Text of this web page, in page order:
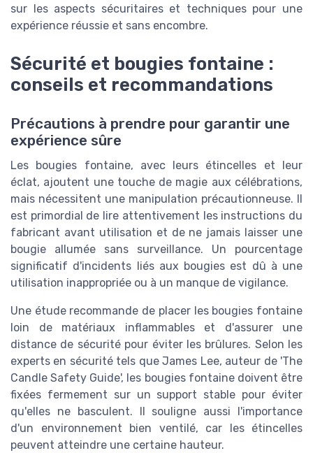
sur les aspects sécuritaires et techniques pour une
expérience réussie et sans encombre.
Sécurité et bougies fontaine :
conseils et recommandations
Précautions à prendre pour garantir une
expérience sûre
Les bougies fontaine, avec leurs étincelles et leur
éclat, ajoutent une touche de magie aux célébrations,
mais nécessitent une manipulation précautionneuse. Il
est primordial de lire attentivement les instructions du
fabricant avant utilisation et de ne jamais laisser une
bougie allumée sans surveillance. Un pourcentage
significatif d'incidents liés aux bougies est dû à une
utilisation inappropriée ou à un manque de vigilance.
Une étude recommande de placer les bougies fontaine
loin de matériaux inflammables et d'assurer une
distance de sécurité pour éviter les brûlures. Selon les
experts en sécurité tels que James Lee, auteur de 'The
Candle Safety Guide', les bougies fontaine doivent être
fixées fermement sur un support stable pour éviter
qu'elles ne basculent. Il souligne aussi l'importance
d'un environnement bien ventilé, car les étincelles
peuvent atteindre une certaine hauteur.